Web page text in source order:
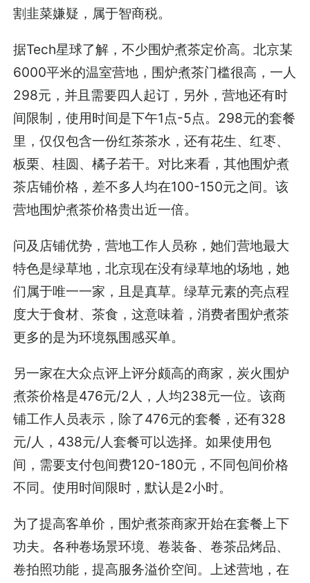
割韭菜嫌疑，属于智商税。
据Tech星球了解，不少围炉煮茶定价高。北京某
6000平米的温室营地，围炉煮茶门槛很高，一人
298元，并且需要四人起订，另外，营地还有时
间限制，使用时间是下午1点-5点。298元的套餐
里，仅仅包含一份红茶茶水，还有花生、红枣、
板栗、桂圆、橘子若干。对比来看，其他围炉煮
茶店铺价格，差不多人均在100-150元之间。该
营地围炉煮茶价格贵出近一倍。
问及店铺优势，营地工作人员称，她们营地最大
特色是绿草地，北京现在没有绿草地的场地，她
们属于唯一一家，且是真草。绿草元素的亮点程
度大于食材、茶食，这意味着，消费者围炉煮茶
更多的是为环境氛围感买单。
另一家在大众点评上评分颇高的商家，炭火围炉
煮茶价格是476元/2人，人均238元一位。该商
铺工作人员表示，除了476元的套餐，还有328
元/人，438元/人套餐可以选择。如果使用包
间，需要支付包间费120-180元，不同包间价格
不同。使用时间限时，默认是2小时。
为了提高客单价，围炉煮茶商家开始在套餐上下
功夫。各种卷场景环境、卷装备、卷茶品烤品、
卷拍照功能，提高服务溢价空间。上述营地，在